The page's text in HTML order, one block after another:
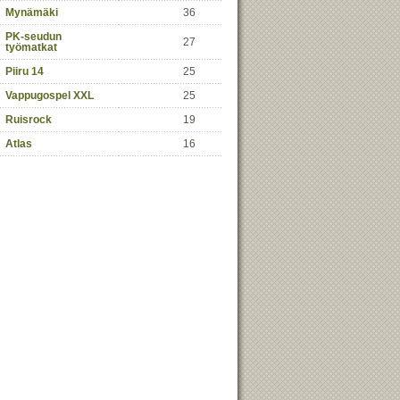
Mynämäki 36
PK-seudun
työmatkat
27
Piiru 14
25
Vappugospel XXL
25
Ruisrock
19
Atlas 16